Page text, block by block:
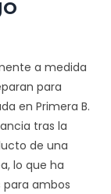
a medida
para
en Primera B.
tras la
de una
lo que ha
para ambos